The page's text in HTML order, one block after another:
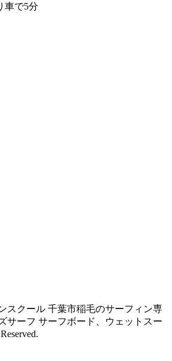
車で5分
スクール 千葉市稲毛のサーフィン専
サーフ サーフボード、ウェットスー